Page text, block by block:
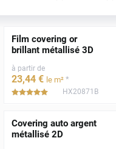
Film covering or
brillant métallisé 3D
à partir de
23,44 € le m² *
*****HX20871B
Covering auto argent
métallisé 2D